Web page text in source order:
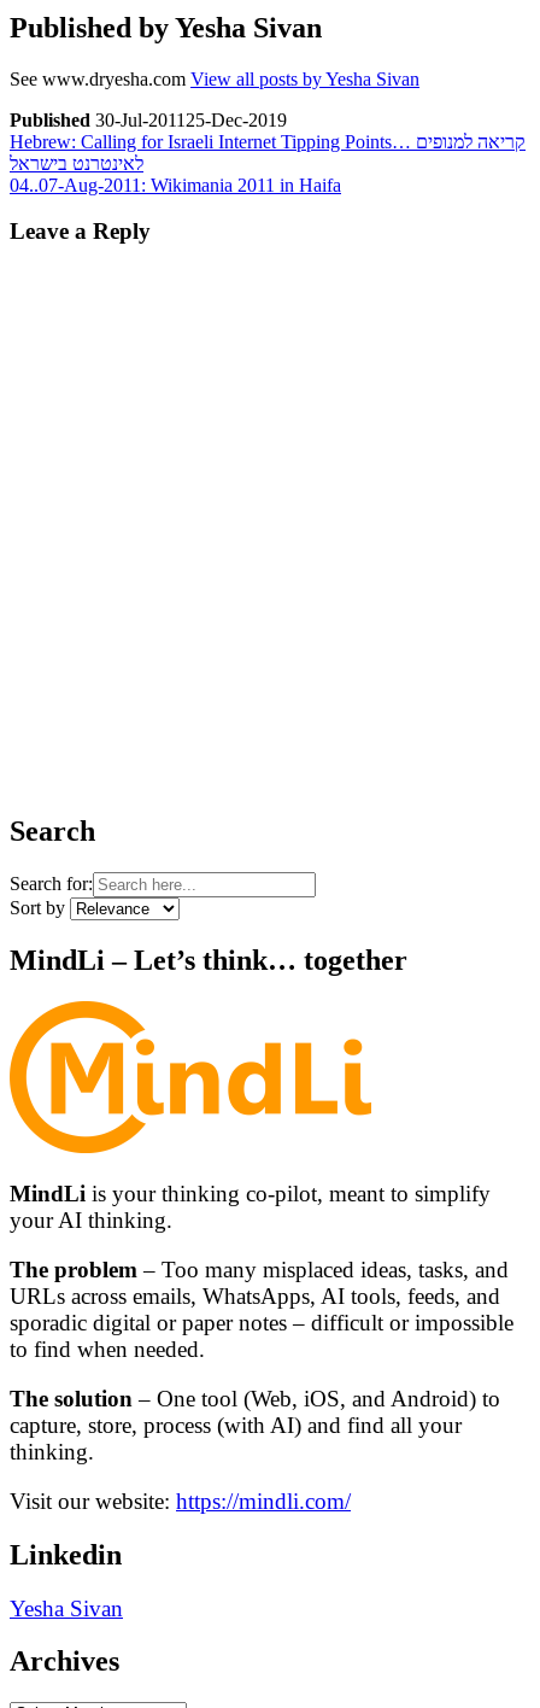
Published byYesha Sivan
See www.dryesha.com View all posts by Yesha Sivan
Published 30-Jul-2011 25-Dec-2019
Post
navigation
Previous
Post
Hebrew: Calling for Israeli Internet Tipping Points… קריאה למנופים
לאינטרנט בישראל
Next
04..07-Aug-2011: Wikimania 2011 in Haifa
Leave a Reply
Search
Search for:
Sort by
MindLi – Let’s think… together
MindLi is your thinking co-pilot, meant to simplify
your AI thinking.
The problem – Too many misplaced ideas, tasks, and
URLs across emails, WhatsApps, AI tools, feeds, and
sporadic digital or paper notes – difficult or impossible
to find when needed.
The solution – One tool (Web, iOS, and Android) to
capture, store, process (with AI) and find all your
thinking.
Visit our website: https://mindli.com/
Linkedin
Yesha Sivan
Archives